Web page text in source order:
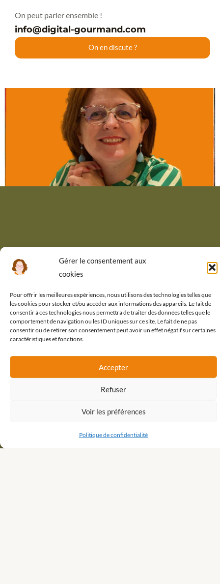
Gérer le consentement aux
cookies
Pour offrir les meilleures expériences, nous utilisons des technologies telles que
les cookies pour stocker et/ou accéder aux informations des appareils. Le fait de
consentir à ces technologies nous permettra de traiter des données telles que le
comportement de navigation ou les ID uniques sur ce site. Le fait de ne pas
consentir ou de retirer son consentement peut avoir un effet négatif sur certaines
caractéristiques et fonctions.
Accepter
Refuser
Voir les préférences
Politique de confidentialité
On peut parler ensemble !
info@digital-gourmand.com
On en discute ?
Vous avez des besoins en
Faites appel à une